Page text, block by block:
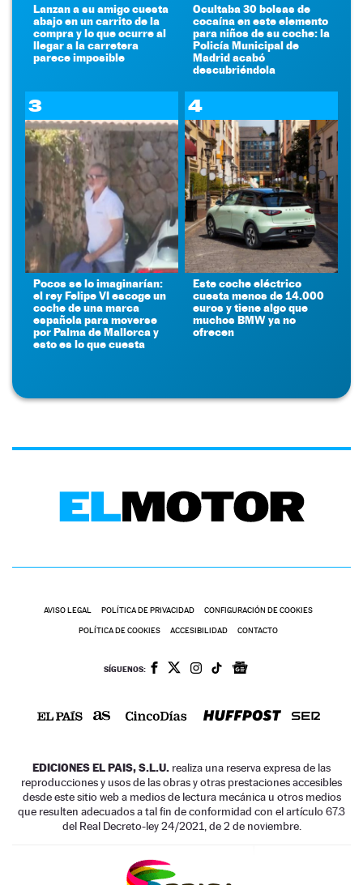
Lanzan a su amigo cuesta
abajo en un carrito de la
compra y lo que ocurre al
llegar a la carretera
parece imposible
Ocultaba 30 bolsas de
cocaína en este elemento
para niños de su coche: la
Policía Municipal de
Madrid acabó
descubriéndola
3
Pocos se lo imaginarían:
el rey Felipe VI escoge un
coche de una marca
española para moverse
por Palma de Mallorca y
esto es lo que cuesta
4
Este coche eléctrico
cuesta menos de 14.000
euros y tiene algo que
muchos BMW ya no
ofrecen
AVISO LEGAL POLÍTICA DE PRIVACIDAD CONFIGURACIÓN DE COOKIES
POLÍTICA DE COOKIES ACCESIBILIDAD CONTACTO
SÍGUENOS:
EDICIONES EL PAIS, S.L.U. realiza una reserva expresa de las
reproducciones y usos de las obras y otras prestaciones accesibles
desde este sitio web a medios de lectura mecánica u otros medios
que resulten adecuados a tal fin de conformidad con el artículo 67.3
del Real Decreto-ley 24/2021, de 2 de noviembre.